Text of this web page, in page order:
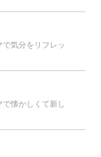
気分をリフレッ
懐かしくて新し